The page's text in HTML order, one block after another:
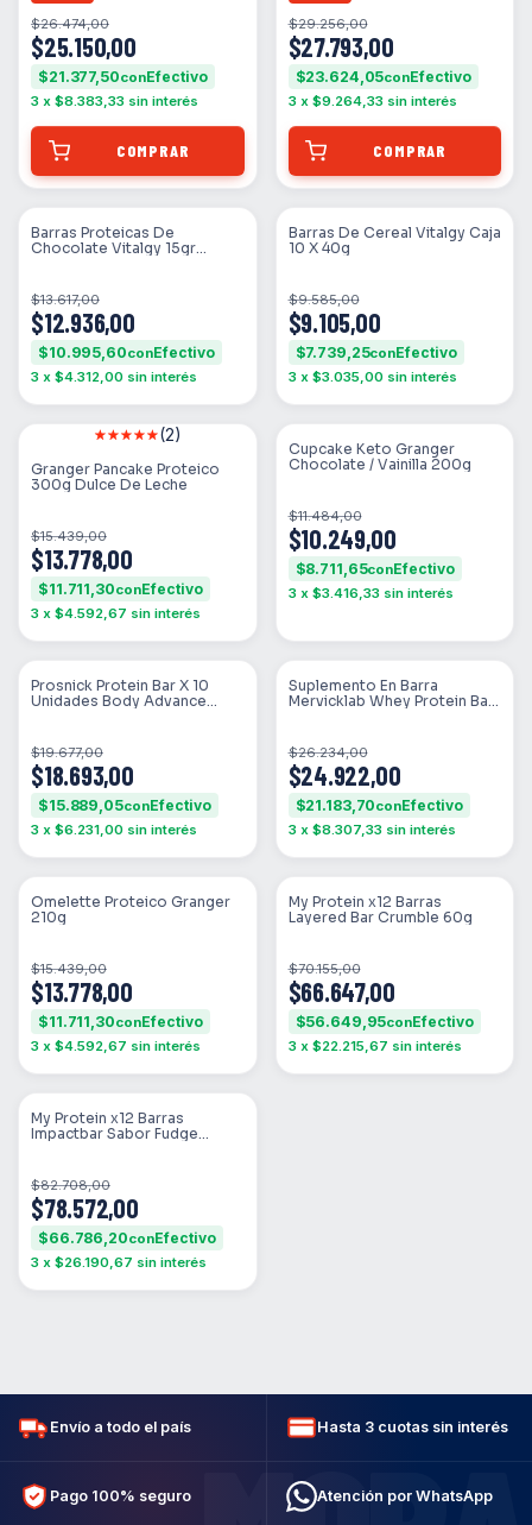
$25.150,00
$26.474,00
$21.377,50con
3 x $8.383,33 sin interés
$27.793,00
$29.256,00
$23.624,05con
3 x $9.264,33 sin interés
SIN STOCK
Barras Proteicas De
Chocolate Vitalgy 15gr
$12.936,00
$13.617,00
$10.995,60con
3 x $4.312,00 sin interés
SIN STOCK
Barras De Cereal Vitalgy Caja
10 X 40g
$9.105,00
$9.585,00
$7.739,25con
3 x $3.035,00 sin interés
SIN STOCK (2)
Granger Pancake Proteico
300g Dulce De Leche
$13.778,00
$15.439,00
$11.711,30con
3 x $4.592,67 sin interés
SIN STOCK
Cupcake Keto Granger
Chocolate / Vainilla 200g
$10.249,00
$11.484,00
$8.711,65con
3 x $3.416,33 sin interés
SIN STOCK
Prosnick Protein Bar X 10
Unidades Body Advance
$18.693,00
$19.677,00
$15.889,05con
3 x $6.231,00 sin interés
SIN STOCK
Suplemento En Barra
Mervicklab Whey Protein Bar
Un
$24.922,00
$26.234,00
$21.183,70con
3 x $8.307,33 sin interés
SIN STOCK
Omelette Proteico Granger
210g
$13.778,00
$15.439,00
$11.711,30con
3 x $4.592,67 sin interés
SIN STOCK
My Protein x12 Barras
Layered Bar Crumble 60g
$66.647,00
$70.155,00
$56.649,95con
3 x $22.215,67 sin interés
SIN STOCK
My Protein x12 Barras
Impactbar Sabor Fudge
$78.572,00
$82.708,00
$66.786,20con
3 x $26.190,67 sin interés
Envío a todo el país Hasta 3 cuotas sin interés
Pago 100% seguro Atención por WhatsApp